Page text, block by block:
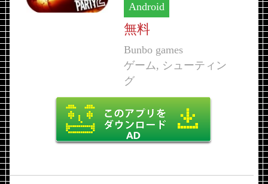
Android
無料
Bunbo games
ゲーム, シューティン
グ